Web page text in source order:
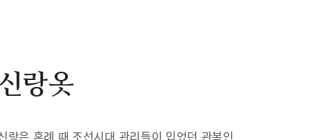
랑옷
랑은 혼례 때 조선시대 관리들이 입었던 관복인